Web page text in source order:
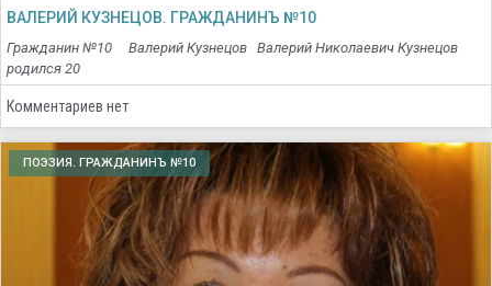
ВАЛЕРИЙ КУЗНЕЦОВ. ГРАЖДАНИНЪ №10
Гражданин №10 Валерий Кузнецов Валерий Николаевич Кузнецов
родился 20
Комментариев нет
ПОЭЗИЯ. ГРАЖДАНИНЪ №10